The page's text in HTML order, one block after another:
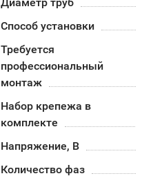
Способ установки
Требуется
профессиональный
монтаж
Набор крепежа в
комплекте
Напряжение, В
Количество фаз